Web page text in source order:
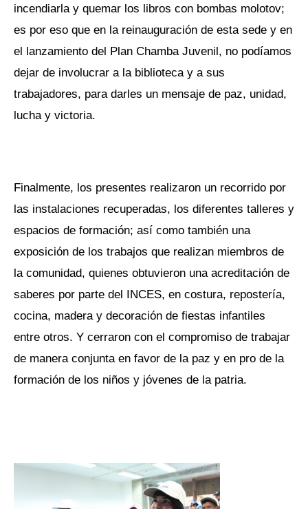
incendiarla y quemar los libros con bombas molotov;
es por eso que en la reinauguración de esta sede y en
el lanzamiento del Plan Chamba Juvenil, no podíamos
dejar de involucrar a la biblioteca y a sus
trabajadores, para darles un mensaje de paz, unidad,
lucha y victoria.
Finalmente, los presentes realizaron un recorrido por
las instalaciones recuperadas, los diferentes talleres y
espacios de formación; así como también una
exposición de los trabajos que realizan miembros de
la comunidad, quienes obtuvieron una acreditación de
saberes por parte del INCES, en costura, repostería,
cocina, madera y decoración de fiestas infantiles
entre otros. Y cerraron con el compromiso de trabajar
de manera conjunta en favor de la paz y en pro de la
formación de los niños y jóvenes de la patria.